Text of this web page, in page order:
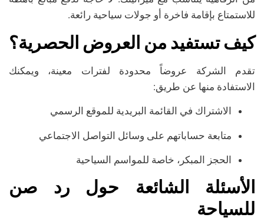
للاستمتاع بإقامة فاخرة أو جولات سياحية رائعة.
كيف تستفيد من العروض الحصرية؟
تقدم الشركة عروضاً محدودة لفترات معينة، ويمكنك
الاستفادة منها عن طريق:
الاشتراك في القائمة البريدية للموقع الرسمي
متابعة حساباتهم على وسائل التواصل الاجتماعي
الحجز المبكر، خاصة للمواسم السياحية
الأسئلة الشائعة حول رد صن
للسياحة